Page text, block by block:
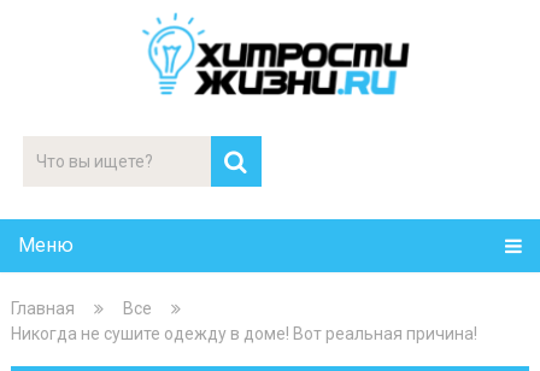
Меню
Главная
Все
Никогда не сушите одежду в доме! Вот реальная причина!